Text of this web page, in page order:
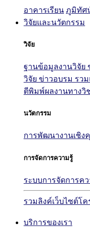
อาคารเรียน ภูมิทัศ
วิจัยและนวัตกรรม
วิจัย
ฐานข้อมูลงานวิจัย
วิจัย ข่าวอบรม รว
ตีพิมพ์ผลงานทางวิ
นวัตกรรม
การพัฒนางานเชิง
การจัดการความรู้
ระบบการจัดการค
รวมลิงค์เว็บไซต์โ
บริการของเรา